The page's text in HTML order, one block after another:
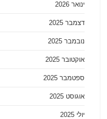
ינואר 2026
דצמבר 2025
נובמבר 2025
אוקטובר 2025
ספטמבר 2025
אוגוסט 2025
יולי 2025